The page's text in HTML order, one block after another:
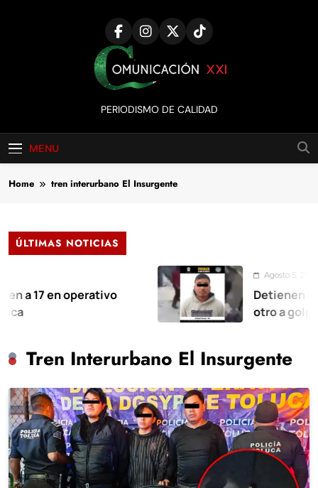
Comunicación
XXI
PERIODISMO DE CALIDAD
MENU
Home tren interurbano El Insurgente
ÚLTIMAS NOTICIAS
en operativo
Agosto 5, 2026
Detienen a salvaje
otro a golpes,
Tren Interurbano El Insurgente